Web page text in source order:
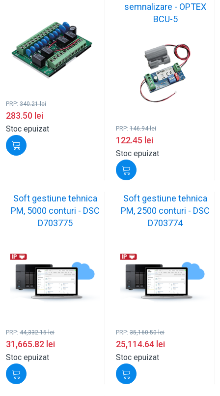
PRP: 340.21lei
283.50 lei
Stoc epuizat
semnalizare - OPTEX
BCU-5
PRP: 146.94lei
122.45 lei
Stoc epuizat
Soft gestiune tehnica
PM, 5000 conturi - DSC
D703775
PRP: 44,332.15lei
31,665.82 lei
Stoc epuizat
Soft gestiune tehnica
PM, 2500 conturi - DSC
D703774
PRP: 35,160.50lei
25,114.64 lei
Stoc epuizat